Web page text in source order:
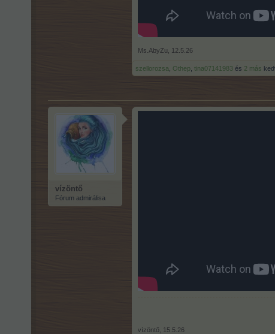
Ms.AbyZu 12.5.26
szellorozsa Othep tina07141983 és 2 más
vízöntő
Fórum admirálisa
vízöntő 15.5.26